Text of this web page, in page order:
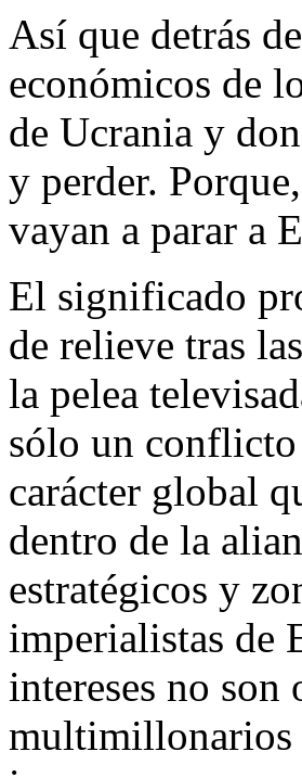
Así que detrás
económicos de
de Ucrania y
y perder.
vayan a parar a
El significado
de relieve tras
la pelea
sólo un
carácter global
dentro de la
estratégicos y
imperialistas de
intereses no
multimillonarios